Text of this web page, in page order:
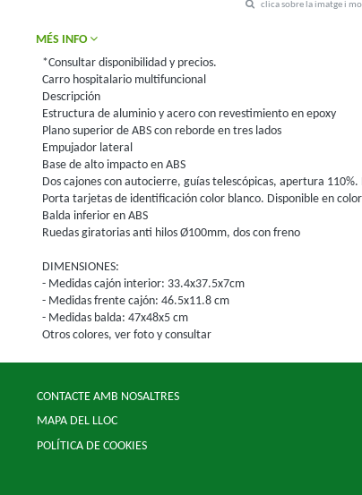
clica sobre la imatge i
MÉS INFO
*Consultar disponibilidad y precios.
Carro hospitalario multifuncional
Descripción
Estructura de aluminio y acero con revestimiento en epoxy
Plano superior de ABS con reborde en tres lados
Empujador lateral
Base de alto impacto en ABS
Dos cajones con autocierre, guías telescópicas, apertura
Porta tarjetas de identificación color blanco. Disponible en
Balda inferior en ABS
Ruedas giratorias anti hilos Ø100mm, dos con freno
DIMENSIONES:
- Medidas cajón interior: 33.4x37.5x7cm
- Medidas frente cajón: 46.5x11.8 cm
- Medidas balda: 47x48x5 cm
Otros colores, ver foto y consultar
CONTACTE AMB NOSALTRES
MAPA DEL LLOC
POLÍTICA DE COOKIES